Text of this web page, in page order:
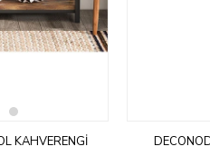
KAHVERENGI